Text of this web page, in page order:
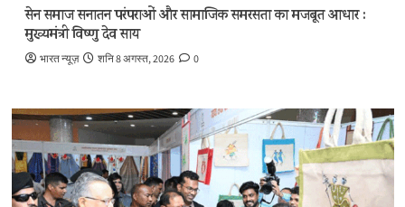
सेन समाज सनातन परंपराओं और सामाजिक समरसता का मजबूत आधार :
मुख्यमंत्री विष्णु देव साय
भारत न्यूज़ शनि 8 अगस्त, 2026 0